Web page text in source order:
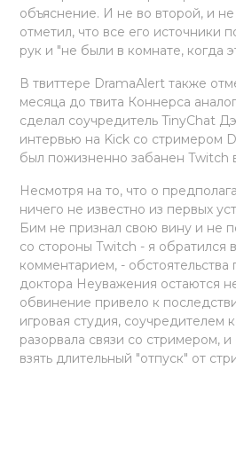
объяснение. И не во второй, и
отметил, что все его источники
рук и "не были в комнате, когда
В твиттере DramaAlert также
месяца до твита Коннерса
сделал соучредитель TinyChat
интервью на Kick со стримером
был пожизненно забанен Twitch
Несмотря на то, что о
ничего не известно из первых
Бим не признал свою вину и не
со стороны Twitch - я обратился
комментарием, -
доктора Неуважения остаются
обвинение привело к
игровая студия, соучредителем
разорвала связи со стримером,
взять длительный "отпуск" от